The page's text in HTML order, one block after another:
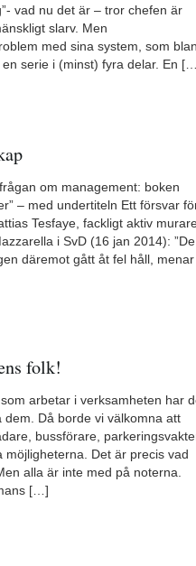
vad nu det är – tror chefen är
slarv. Men
med sina system, som
serie i (minst) fyra delar. En
om management: boken
– med undertiteln Ett försvar
Tesfaye, fackligt aktiv
i SvD (16 jan 2014): ”De
däremot gått åt fel håll, menar
folk!
arbetar i verksamheten har
Då borde vi välkomna att
bussförare,
Det är precis vad
alla är inte med på noterna.
[…]